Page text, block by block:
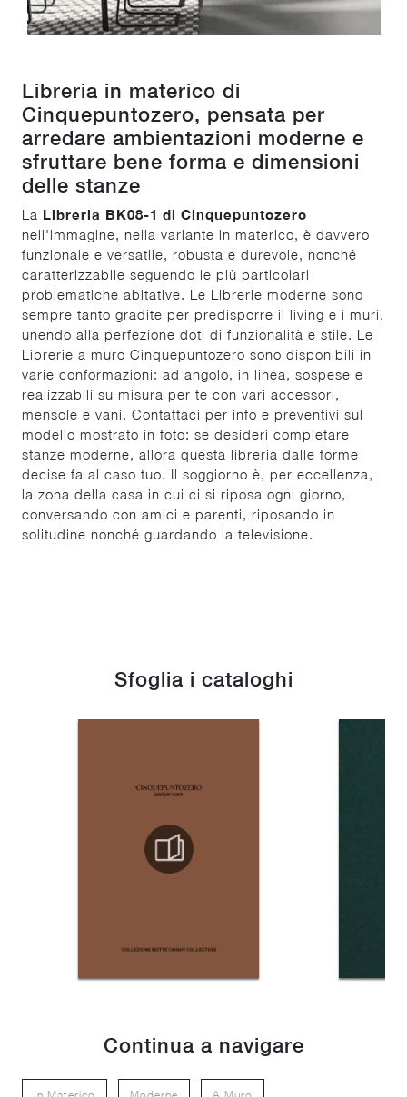
Libreria in materico di
Cinquepuntozero, pensata per
arredare ambientazioni moderne e
sfruttare bene forma e dimensioni
delle stanze
La Libreria BK08-1 di Cinquepuntozero
nell'immagine, nella variante in materico, è davvero
funzionale e versatile, robusta e durevole, nonché
caratterizzabile seguendo le più particolari
problematiche abitative. Le Librerie moderne sono
sempre tanto gradite per predisporre il living e i muri,
unendo alla perfezione doti di funzionalità e stile. Le
Librerie a muro Cinquepuntozero sono disponibili in
varie conformazioni: ad angolo, in linea, sospese e
realizzabili su misura per te con vari accessori,
mensole e vani. Contattaci per info e preventivi sul
modello mostrato in foto: se desideri completare
stanze moderne, allora questa libreria dalle forme
decise fa al caso tuo. Il soggiorno è, per eccellenza,
la zona della casa in cui ci si riposa ogni giorno,
conversando con amici e parenti, riposando in
solitudine nonché guardando la televisione.
Sfoglia i cataloghi
Continua a navigare
In Materico Moderne A Muro